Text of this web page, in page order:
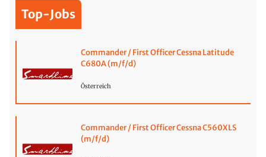
Top-Jobs
Commander / First Officer Cessna Latitude
C680A (m/f/d)
Österreich
Commander / First Officer Cessna C560XLS
(m/f/d)